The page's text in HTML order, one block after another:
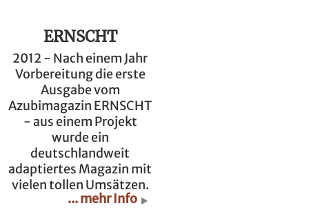
ERNSCHT
2012 - Nach einem Jahr
Vorbereitung die erste
Ausgabe vom
Azubimagazin ERNSCHT
- aus einem Projekt
wurde ein
deutschlandweit
adaptiertes Magazin mit
vielen tollen Umsätzen.
... mehr Info